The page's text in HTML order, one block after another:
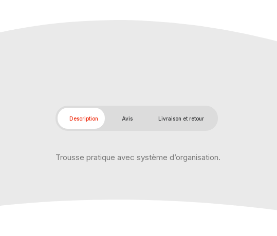
Description Avis Livraison et retour
Trousse pratique avec système d’organisation.